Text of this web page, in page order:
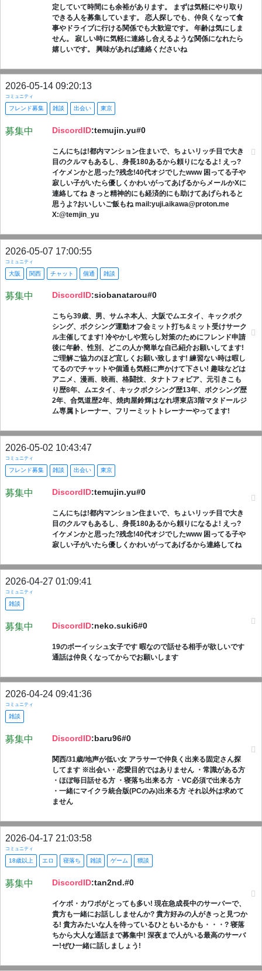
定していて時間にも余裕があります。 まずは気軽にやり取り
できる人を募集しています。 恋人探しでも、仲良くなって食
事やドライブに行ける関係でも大歓迎です。 年齢は気にしま
せん。 寂しい時に気軽に連絡し合えるような関係になれたら
嬉しいです。 興味があれば連絡くださいね
2026-05-14 09:20:13
コミュニティ
フレンド募集 雑談 出会い 東京
募集中 DiscordID:temujin.yu#0
こんにちは!都内マンション住まいで、ちょいリッチ目で大き
目のクルマもあるし、身長180あるから頼りになるよ! えっ?
イケメンかと思った?残念!40代オジでしたwww 困ってる子や
寂しい子がいたら優しくかわいがってあげるからメールかXに
連絡してね きっと精神的にも経済的にも助けてあげられると
思うよ?おいしいご飯もね mail:yuji.aikawa@proton.me
X:@temjin_yu
2026-05-07 17:00:55
コミュニティ
大阪 関西 チャット 個通 雑談
募集中 DiscordID:siobanatarou#0
こちら39歳、男、サムネ本人、大阪でムエタイ、キックボク
シング、ボクシング運動オフ会ミット打ち&ミット受けサーク
ル主催してます! 冷やかしや荒らし対策のためにフレンド申請
後に年齢、性別、どこの人か簡単な自己紹介お願いしてます!
ご理解ご協力のほど宜しくお願い致します! 練習ない時は暇し
てるのでチャットや個通も気軽に声かけて下さい! 趣味などは
アニメ、漫画、映画、格闘技、タナトフォビア、元引きこも
り歴8年、ムエタイ、キックボクシング歴13年、ボクシング歴
2年、合気道歴2年、焼肉屋鈴輝はなれ堺東店3階マタドールジ
ム専属トレーナー、フリーミットトレーナーやってます!
2026-05-02 10:43:47
コミュニティ
フレンド募集 雑談 出会い 東京
募集中 DiscordID:temujin.yu#0
こんにちは!都内マンション住まいで、ちょいリッチ目で大き
目のクルマもあるし、身長180あるから頼りになるよ! えっ?
イケメンかと思った?残念!40代オジでしたwww 困ってる子や
寂しい子がいたら優しくかわいがってあげるから連絡してね
2026-04-27 01:09:41
コミュニティ
雑談
募集中 DiscordID:neko.suki6#0
19のボーイッシュ女子です 暇なので話せる相手が欲しいです
通話は仲良くなってからでお願いします
2026-04-24 09:41:36
コミュニティ
雑談
募集中 DiscordID:baru96#0
関西/31歳/地声が低い女 アラサーで仲良く出来る固定さん探
してます ※出会い・恋愛目的ではありません ・常識がある方
・ほぼ毎日話せる方 ・寝落ち出来る方 ・VC必須で出来る方
・一緒にマイクラ統合版(PCのみ)出来る方 それ以外は求めて
ません
2026-04-17 21:03:58
コミュニティ
18歳以上 エロ 寝落ち 雑談 ゲーム 猥談
募集中 DiscordID:tan2nd.#0
イケボ・カワボがとっても多い! 現在急成長中のサーバーで、
貴方も一緒にお話ししませんか? 貴方好みの人がきっと見つか
る! 貴方みたいな人を待っているひともいるかも・・・? 寝落
ちから大人な通話まで募集中! 深夜まで人がいる最高のサーバ
ー!ぜひ一緒に話しましょう!